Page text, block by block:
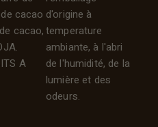
cacao
cacao,
A
d'origine à
temperature
ambiante, à l'abri
de l'humidité, de la
lumière et des
odeurs.